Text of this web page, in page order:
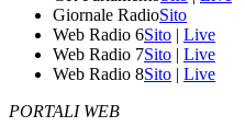
Giornale RadioSito
Web Radio 6Sito | Live
Web Radio 7Sito | Live
Web Radio 8Sito | Live
PORTALI WEB